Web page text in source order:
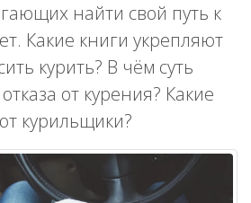
найти свой путь к
Какие книги укрепляют
курить? В чём суть
от курения? Какие
курильщики?